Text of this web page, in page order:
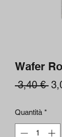
Wafer
3,40 €
Quantità *